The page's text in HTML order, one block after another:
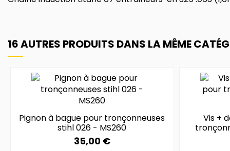
16 AUTRES PRODUITS DANS LA MÊME
Pignon à bague pour tronçonneuses
stihl 026 - MS260
35,00 €
Vis +